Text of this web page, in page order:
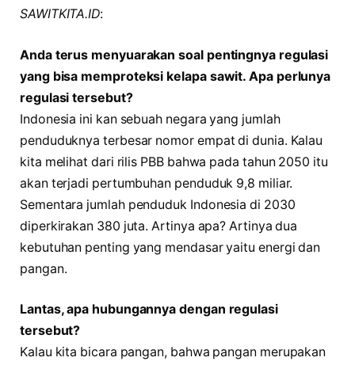
SAWITKITA.ID:
Anda terus menyuarakan soal pentingnya regulasi
yang bisa memproteksi kelapa sawit. Apa perlunya
regulasi tersebut?
Indonesia ini kan sebuah negara yang jumlah
penduduknya terbesar nomor empat di dunia. Kalau
kita melihat dari rilis PBB bahwa pada tahun 2050 itu
akan terjadi pertumbuhan penduduk 9,8 miliar.
Sementara jumlah penduduk Indonesia di 2030
diperkirakan 380 juta. Artinya apa? Artinya dua
kebutuhan penting yang mendasar yaitu energi dan
pangan.
Lantas, apa hubungannya dengan regulasi
tersebut?
Kalau kita bicara pangan, bahwa pangan merupakan